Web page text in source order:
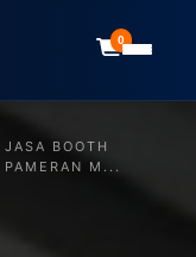
0
JASA BOOTH
PAMERAN M...